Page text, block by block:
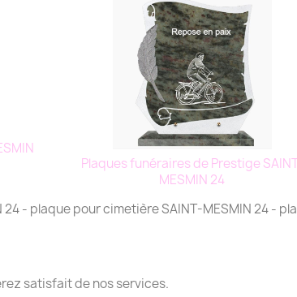
Plaques funéraires de Prestige
MESMIN 24
- plaque pour cimetière SAINT-MESMIN 24 -
satisfait de nos services.